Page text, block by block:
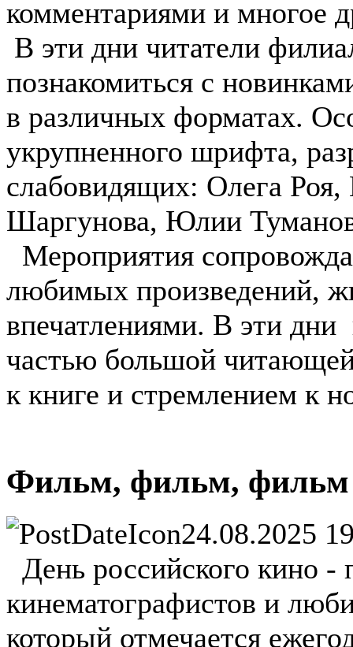
комментариями и многое
В эти дни читатели
познакомиться с
в различных форматах.
укрупненного шрифта,
слабовидящих: Олега Роя,
Шаргунова, Юлии
Мероприятия
любимых произведений,
впечатлениями. В эти дни
частью большой
к книге и стремлением к
Фильм, фильм, фильм
24.08.2025
День российского кино -
кинематографистов и
который отмечается